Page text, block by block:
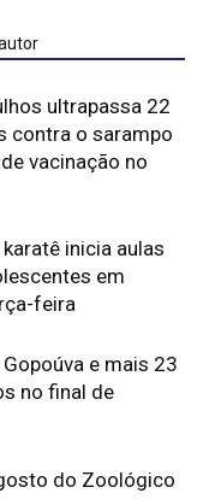
ultrapassa 22
contra o sarampo
vacinação no
inicia aulas
em
feira
e mais 23
no final de
do Zoológico